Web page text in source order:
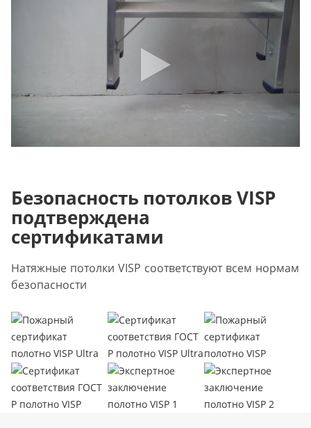
Безопасность потолков VISP
подтверждена
сертификатами
Натяжные потолки VISP соответствуют всем нормам
безопасности